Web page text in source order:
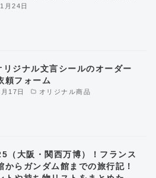
月24日
17日 オリジナル商品
ジナル文言シールのオーダー
頼フォーム
（大阪・関西万博）！フランス
からガンダム館までの旅行記！